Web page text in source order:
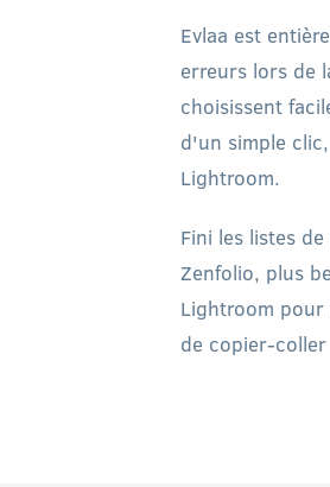
Evlaa est
erreurs lors de
choisissent
d'un simple
Lightroom.
Fini les listes
Zenfolio, plus
Lightroom
de copier-